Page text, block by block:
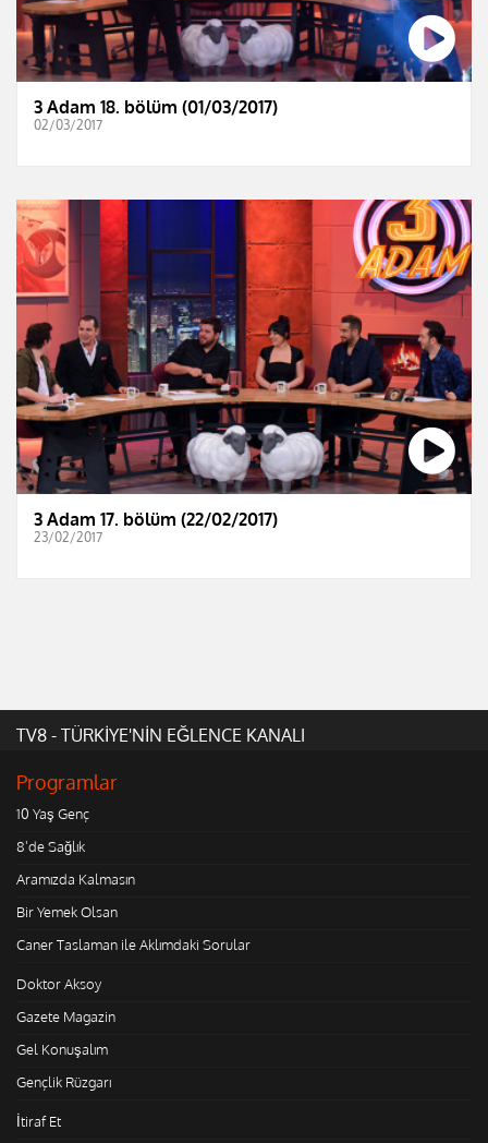
3 Adam 18. bölüm (01/03/2017)
02/03/2017
3 Adam 17. bölüm (22/02/2017)
23/02/2017
TV8 - TÜRKİYE'NİN EĞLENCE KANALI
Programlar
10 Yaş Genç
8'de Sağlık
Aramızda Kalmasın
Bir Yemek Olsan
Caner Taslaman ile Aklımdaki Sorular
Doktor Aksoy
Gazete Magazin
Gel Konuşalım
Gençlik Rüzgarı
İtiraf Et